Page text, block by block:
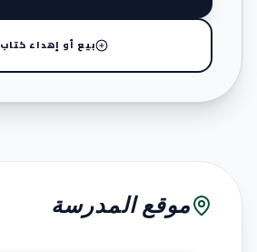
بيع أو إهداء كتاب
موقع المدرسة